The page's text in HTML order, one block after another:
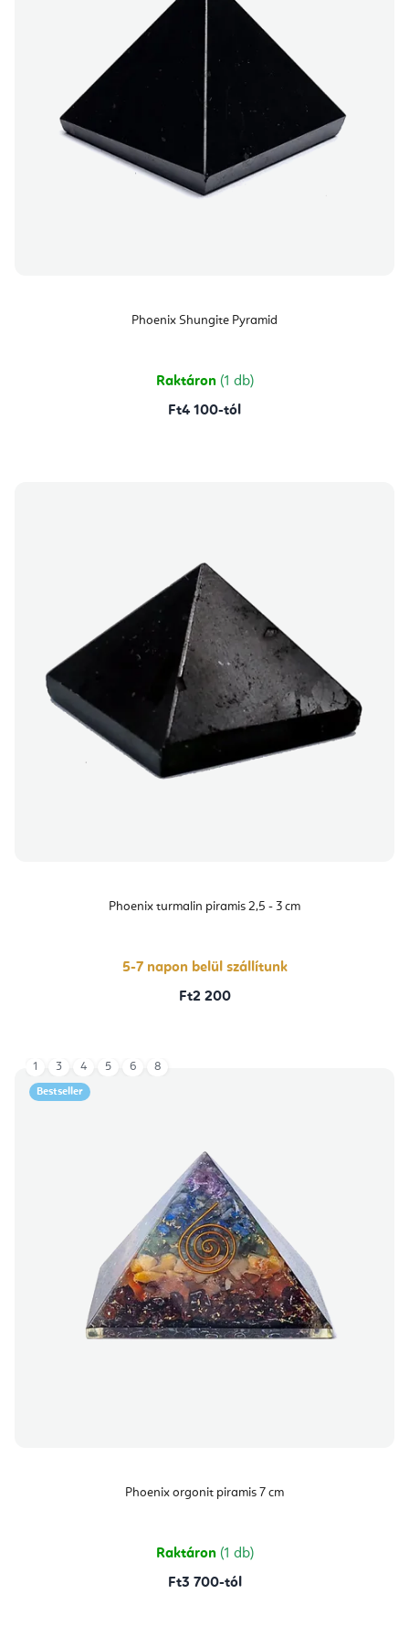
Phoenix Shungite Pyramid
Raktáron (1 db)
Ft4 100-tól
Phoenix turmalin piramis 2,5 - 3 cm
5-7 napon belül szállítunk
Ft2 200
Bestseller
Phoenix orgonit piramis 7 cm
Raktáron (1 db)
Ft3 700-tól
1 3 4 5 6 8